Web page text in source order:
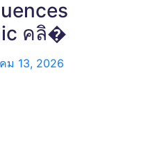
คลิ�
ม 13, 2026